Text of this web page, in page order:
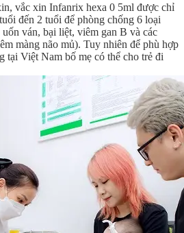
vắc xin Infanrix hexa 0 5ml được chỉ
đến 2 tuổi để phòng chống 6 loại
ván, bại liệt, viêm gan B và các
màng não mủ). Tuy nhiên để phù hợp
tại Việt Nam bố mẹ có thể cho trẻ đi